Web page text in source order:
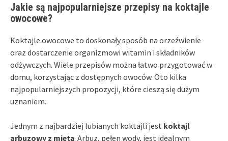
Jakie są najpopularniejsze przepisy na koktajle
owocowe?
Koktajle owocowe to doskonały sposób na orzeźwienie
oraz dostarczenie organizmowi witamin i składników
odżywczych. Wiele przepisów można łatwo przygotować w
domu, korzystając z dostępnych owoców. Oto kilka
najpopularniejszych propozycji, które cieszą się dużym
uznaniem.
Jednym z najbardziej lubianych koktajli jest koktajl
arbuzowy z miętą. Arbuz, pełen wody, jest idealnym